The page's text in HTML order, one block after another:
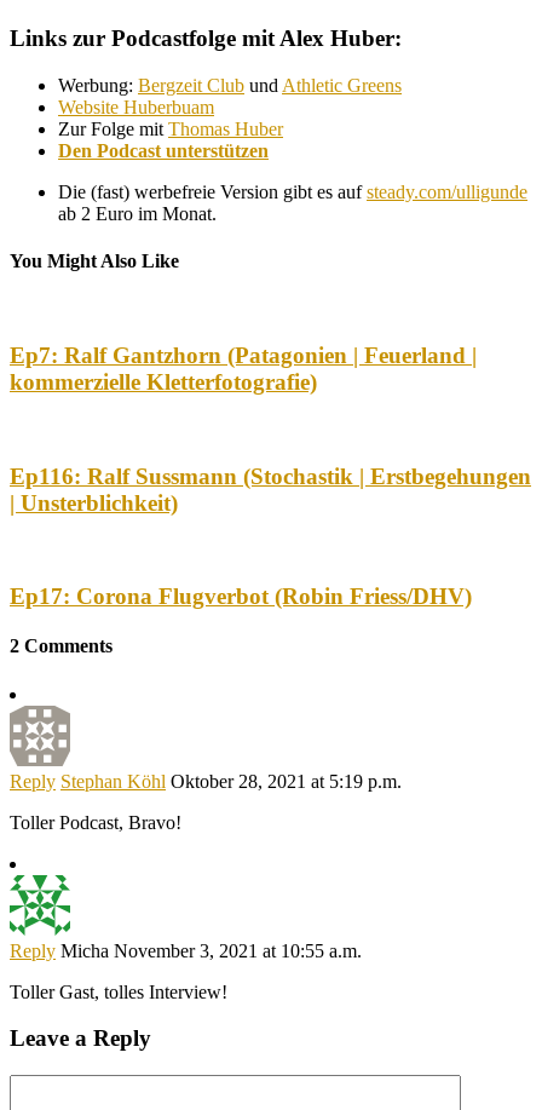
Links zur Podcastfolge mit Alex Huber:
Werbung: Bergzeit Club und Athletic Greens
Website Huberbuam
Zur Folge mit Thomas Huber
Den Podcast unterstützen
Die (fast) werbefreie Version gibt es aufsteady.com/ulligunde
ab 2 Euro im Monat.
You Might Also Like
Ep7: Ralf Gantzhorn (Patagonien | Feuerland |
kommerzielle Kletterfotografie)
Ep116: Ralf Sussmann (Stochastik | Erstbegehungen
| Unsterblichkeit)
Ep17: Corona Flugverbot (Robin Friess/DHV)
2 Comments
Reply Stephan Köhl Oktober 28, 2021 at 5:19 p.m.
Toller Podcast, Bravo!
Reply Micha November 3, 2021 at 10:55 a.m.
Toller Gast, tolles Interview!
Leave a Reply